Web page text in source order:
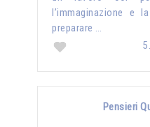
l’immaginazione e
preparare …
Pensieri